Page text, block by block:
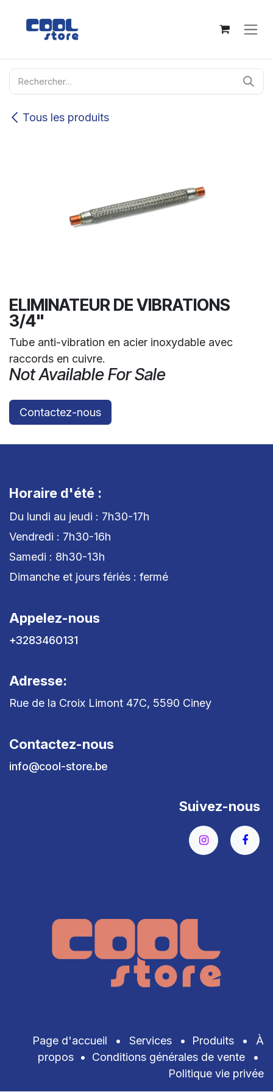
Tous les produits
ELIMINATEUR DE VIBRATIONS
3/4"
Tube anti-vibration en acier inoxydable avec
raccords en cuivre.
Not Available For Sale
Contactez-nous
Horaire d'été :
Du lundi au jeudi : 7h30-17h
Vendredi : 7h30-16h
Samedi : 8h30-13h
Dimanche et jours fériés : fermé
Appelez-nous
+3283460131
Adresse:
Rue de la Croix Limont 47C, 5590 Ciney
Contactez-nous
info@cool-store.be
Suivez-nous
Page d'accueil • Services • Produits •
À
propos • Conditions générales de vente
•
Politique vie privée